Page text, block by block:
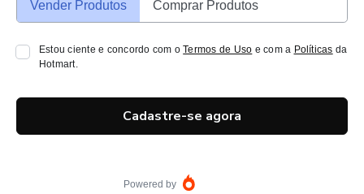
Vender Produtos Comprar Produtos
Estou ciente e concordo com oTermos de Uso e com a Políticas da
Hotmart.
Cadastre-se agora
Powered by